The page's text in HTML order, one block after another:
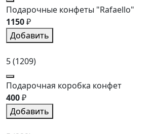
Подарочные конфеты "Rafaello"
1150₽
Добавить
5(1209)
Подарочная коробка конфет
400₽
Добавить